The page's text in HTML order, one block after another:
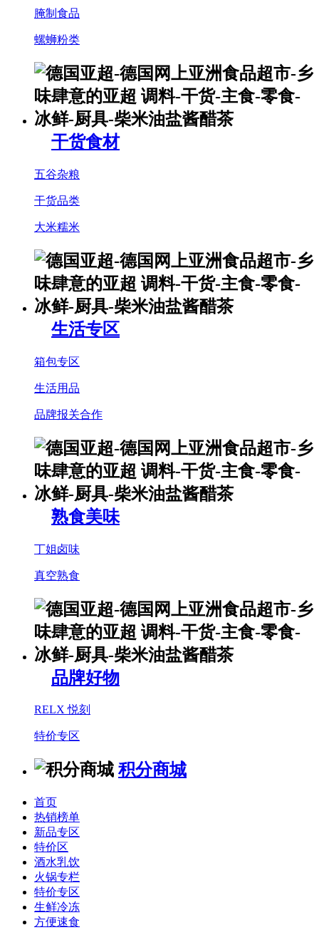
腌制食品
螺蛳粉类
干货食材
五谷杂粮
干货品类
大米糯米
生活专区
箱包专区
生活用品
品牌报关合作
熟食美味
丁姐卤味
真空熟食
品牌好物
RELX 悦刻
特价专区
积分商城
首页
热销榜单
新品专区
特价区
酒水乳饮
火锅专栏
特价专区
生鲜冷冻
方便速食